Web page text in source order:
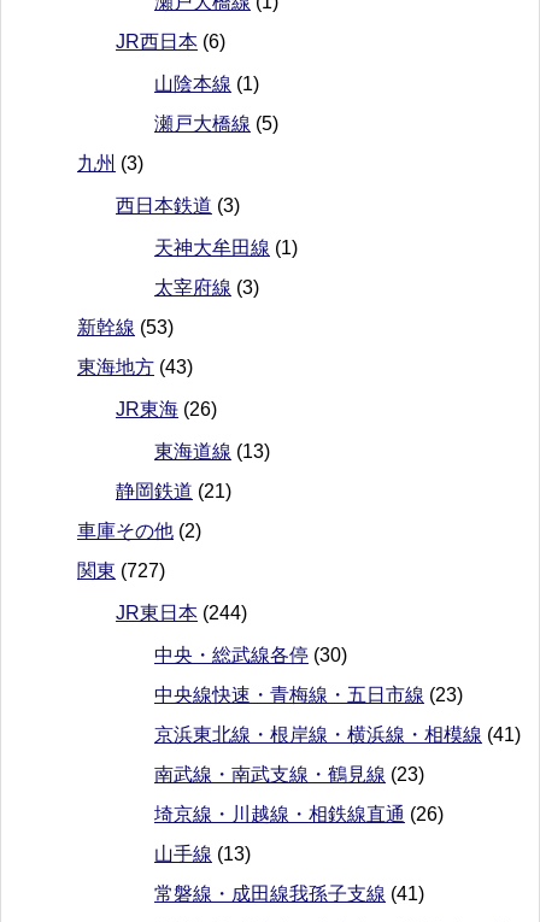
JR西日本 (6)
山陰本線 (1)
瀬戸大橋線 (5)
九州 (3)
西日本鉄道 (3)
天神大牟田線 (1)
太宰府線 (3)
新幹線 (53)
東海地方 (43)
JR東海 (26)
東海道線 (13)
静岡鉄道 (21)
車庫その他 (2)
関東 (727)
JR東日本 (244)
中央・総武線各停 (30)
中央線快速・青梅線・五日市線 (23)
京浜東北線・根岸線・横浜線・相模線 (41)
南武線・南武支線・鶴見線 (23)
埼京線・川越線・相鉄線直通 (26)
山手線 (13)
常磐線・成田線我孫子支線 (41)